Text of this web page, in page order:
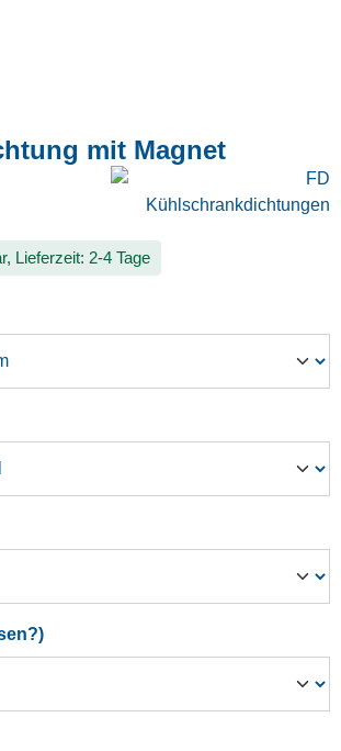
mit Magnet
Lieferzeit: 2-4 Tage
auswählen